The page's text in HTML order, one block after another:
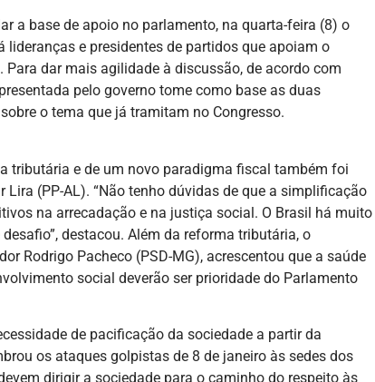
a base de apoio no parlamento, na quarta-feira (8) o
lideranças e presidentes de partidos que apoiam o
dar mais agilidade à discussão, de acordo com
pelo governo tome como base as duas
o tema que já tramitam no Congresso.
tributária e de um novo paradigma fiscal também foi
(PP-AL). “Não tenho dúvidas de que a simplificação
na arrecadação e na justiça social. O Brasil há muito
destacou. Além da reforma tributária, o
Rodrigo Pacheco (PSD-MG), acrescentou que a saúde
social deverão ser prioridade do Parlamento
de pacificação da sociedade a partir da
os ataques golpistas de 8 de janeiro às sedes dos
dirigir a sociedade para o caminho do respeito às